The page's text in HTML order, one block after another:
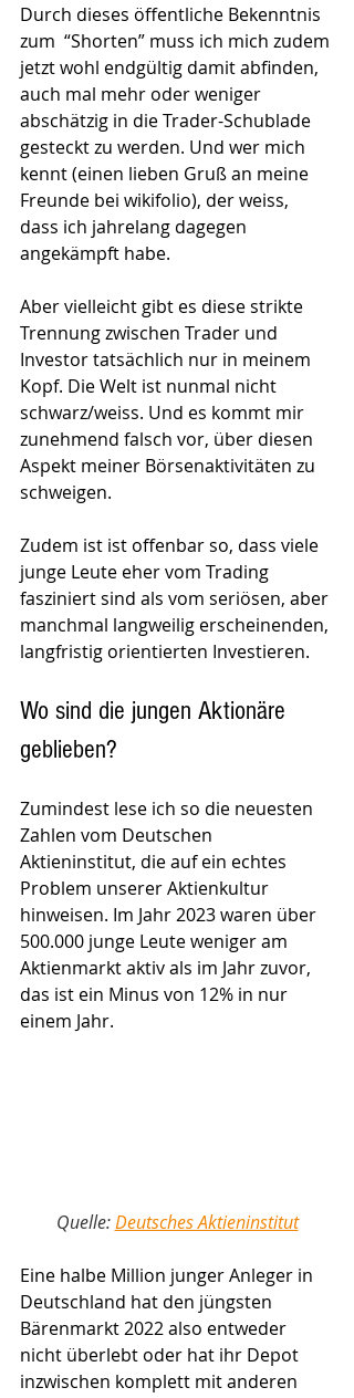
Durch dieses öffentliche Bekenntnis
zum  “Shorten” muss ich mich zudem
jetzt wohl endgültig damit abfinden,
auch mal mehr oder weniger
abschätzig in die Trader-Schublade
gesteckt zu werden. Und wer mich
kennt (einen lieben Gruß an meine
Freunde bei wikifolio), der weiss,
dass ich jahrelang dagegen
angekämpft habe.
Aber vielleicht gibt es diese strikte
Trennung zwischen Trader und
Investor tatsächlich nur in meinem
Kopf. Die Welt ist nunmal nicht
schwarz/weiss. Und es kommt mir
zunehmend falsch vor, über diesen
Aspekt meiner Börsenaktivitäten zu
schweigen.
Zudem ist ist offenbar so, dass viele
junge Leute eher vom Trading
fasziniert sind als vom seriösen, aber
manchmal langweilig erscheinenden,
langfristig orientierten Investieren.
Wo sind die jungen Aktionäre
geblieben?
Zumindest lese ich so die neuesten
Zahlen vom Deutschen
Aktieninstitut, die auf ein echtes
Problem unserer Aktienkultur
hinweisen. Im Jahr 2023 waren über
500.000 junge Leute weniger am
Aktienmarkt aktiv als im Jahr zuvor,
das ist ein Minus von 12% in nur
einem Jahr.
Quelle: Deutsches Aktieninstitut
Eine halbe Million junger Anleger in
Deutschland hat den jüngsten
Bärenmarkt 2022 also entweder
nicht überlebt oder hat ihr Depot
inzwischen komplett mit anderen